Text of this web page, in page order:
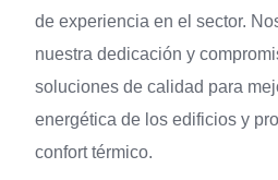
de experiencia en el sector.
nuestra dedicación y
soluciones de calidad para
energética de los edificios y
confort térmico.